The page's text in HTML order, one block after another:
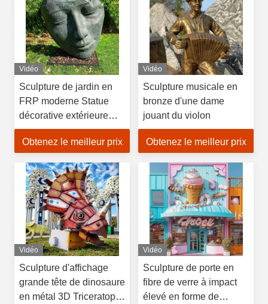
affichages mémorables
Vidéo
Sculpture de jardin en
FRP moderne Statue
décorative extérieure
pour la cour
imperméable à l'eau Anti
Obtenez le meilleur prix
Vidéo
Sculpture musicale en
bronze d'une dame
jouant du violon
Obtenez le meilleur prix
Vidéo
Sculpture d'affichage
grande tête de dinosaure
en métal 3D Triceratops,
Vidéo
Sculpture de porte en
fibre de verre à impact
élevé en forme de